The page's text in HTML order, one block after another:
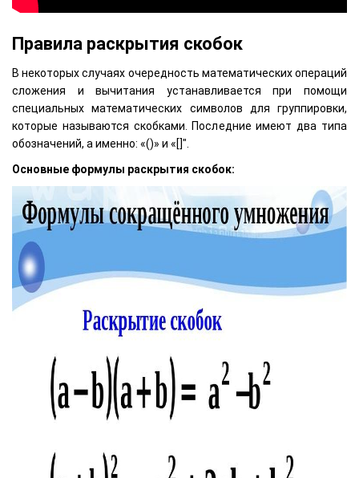
Правила раскрытия скобок
В некоторых случаях очередность математических операций
сложения и вычитания устанавливается при помощи
специальных математических символов для группировки,
которые называются скобками. Последние имеют два типа
обозначений, а именно: «()» и «[]".
Основные формулы раскрытия скобок: